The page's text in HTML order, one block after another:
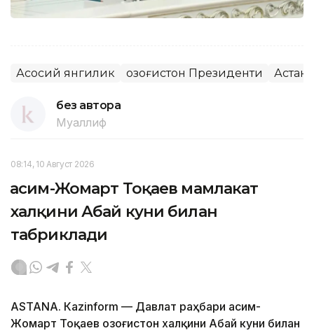
Асосий янгилик Қозоғистон Президенти Астана
без автора
Муаллиф
08:14, 10 Август 2026
Қасим-Жомарт Тоқаев мамлакат
халқини Абай куни билан
табриклади
ASTANА. Кazinform — Давлат раҳбари Қасим-
Жомарт Тоқаев Қозоғистон халқини Абай куни билан